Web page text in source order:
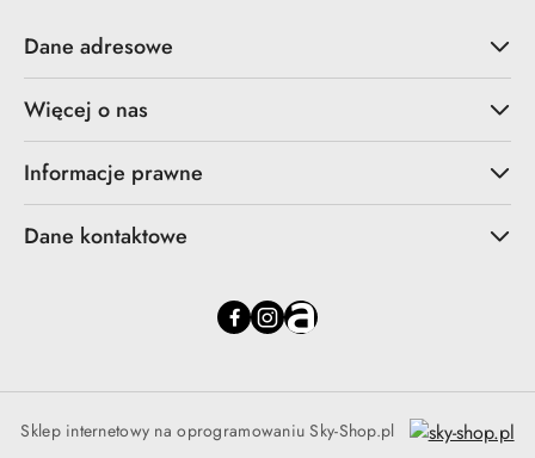
Dane adresowe
Więcej o nas
Informacje prawne
Dane kontaktowe
Sklep internetowy na oprogramowaniu Sky-Shop.pl